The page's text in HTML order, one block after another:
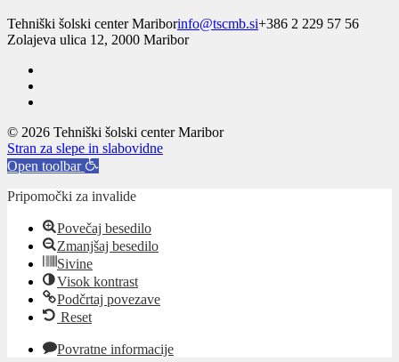
Tehniški šolski center Mariborinfo@tscmb.si+386 2 229 57 56
Zolajeva ulica 12, 2000 Maribor
© 2026 Tehniški šolski center Maribor
Stran za slepe in slabovidne
Open toolbar
Pripomočki za invalide
Povečaj besedilo
Zmanjšaj besedilo
Sivine
Visok kontrast
Podčrtaj povezave
Reset
Povratne informacije